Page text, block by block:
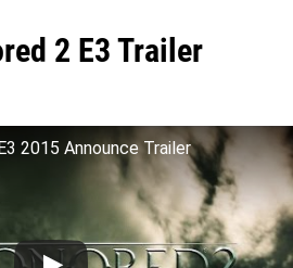
2 E3 Trailer
2015 Announce Trailer